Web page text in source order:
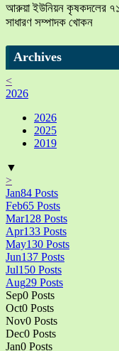
আরুয়া ইউনিয়ন কৃষকদলের ৭১
সাধারণ সম্পাদক খোকন
Archives
<
2026
2026
2025
2019
▼
>
Jan84 Posts
Feb65 Posts
Mar128 Posts
Apr133 Posts
May130 Posts
Jun137 Posts
Jul150 Posts
Aug29 Posts
Sep0 Posts
Oct0 Posts
Nov0 Posts
Dec0 Posts
Jan0 Posts